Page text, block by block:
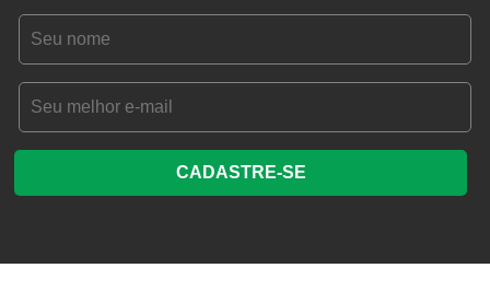
CADASTRE-SE